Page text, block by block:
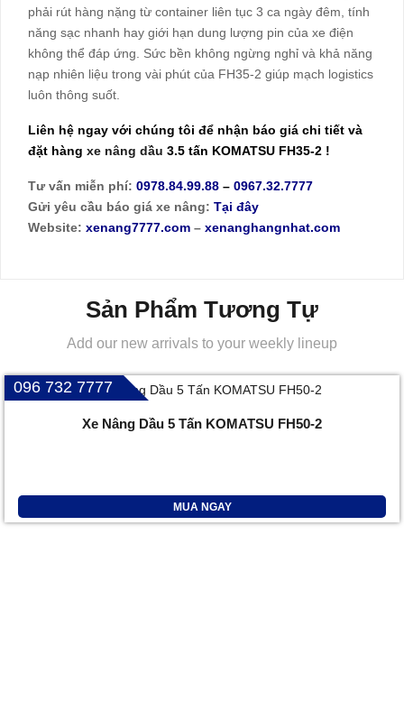
phải rút hàng nặng từ container liên tục 3 ca ngày đêm, tính
năng sạc nhanh hay giới hạn dung lượng pin của xe điện
không thể đáp ứng. Sức bền không ngừng nghỉ và khả năng
nạp nhiên liệu trong vài phút của FH35-2 giúp mạch logistics
luôn thông suốt.
Liên hệ ngay với chúng tôi để nhận báo giá chi tiết và
đặt hàng xe nâng dầu 3.5 tấn KOMATSU FH35-2 !
Tư vấn miễn phí: 0978.84.99.88 – 0967.32.7777
Gửi yêu cầu báo giá xe nâng: Tại đây
Website: xenang7777.com – xenanghangnhat.com
Sản Phẩm Tương Tự
Add our new arrivals to your weekly lineup
096 732 7777
Xe Nâng Dầu 5 Tấn KOMATSU FH50-2
MUA NGAY